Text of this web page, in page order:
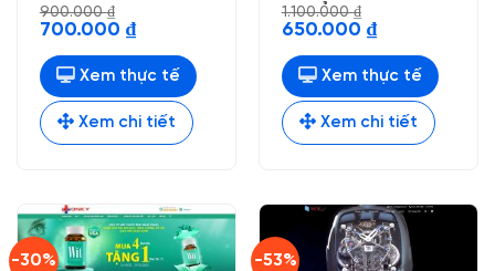
900.000₫
Giá
là:
900.000 ₫.
700.000 ₫Giá
hiện
tại
là:
700.000 ₫.
Xem thực tế
Xem chi tiết
chuẩn seo
1.100.000₫
Giá
là:
1.100.000 ₫.
650.000 ₫Giá
hiện
tại
là:
650.000 ₫.
Xem thực tế
Xem chi tiết
-30% -53%